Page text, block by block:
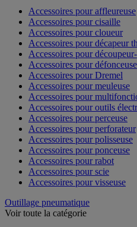
Accessoires pour affleureuse
Accessoires pour cisaille
Accessoires pour cloueur
Accessoires pour décapeur
Accessoires pour
Accessoires pour défonceuse
Accessoires pour Dremel
Accessoires pour meuleuse
Accessoires pour
Accessoires pour outils
Accessoires pour perceuse
Accessoires pour perforateur
Accessoires pour polisseuse
Accessoires pour ponceuse
Accessoires pour rabot
Accessoires pour scie
Accessoires pour visseuse
Outillage pneumatique
Voir toute la catégorie